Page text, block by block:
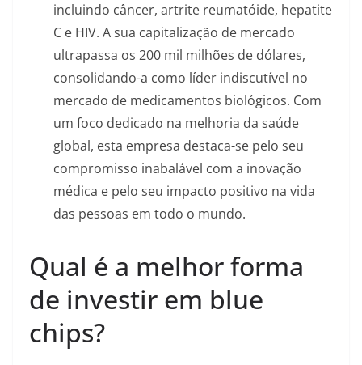
incluindo câncer, artrite reumatóide, hepatite
C e HIV. A sua capitalização de mercado
ultrapassa os 200 mil milhões de dólares,
consolidando-a como líder indiscutível no
mercado de medicamentos biológicos. Com
um foco dedicado na melhoria da saúde
global, esta empresa destaca-se pelo seu
compromisso inabalável com a inovação
médica e pelo seu impacto positivo na vida
das pessoas em todo o mundo.
Qual é a melhor forma
de investir em blue
chips?